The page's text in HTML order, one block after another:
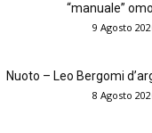
“manuale”
9 Agosto
Nuoto – Leo Bergomi
8 Agosto